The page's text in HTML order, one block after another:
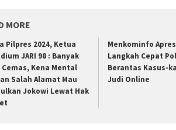
MORE
Pilpres 2024, Ketua
JARI 98 : Banyak
Kena Mental
Salah Alamat Mau
Jokowi Lewat Hak
Menkominfo
Langkah Cepat
Berantas Kasus-
Judi Online